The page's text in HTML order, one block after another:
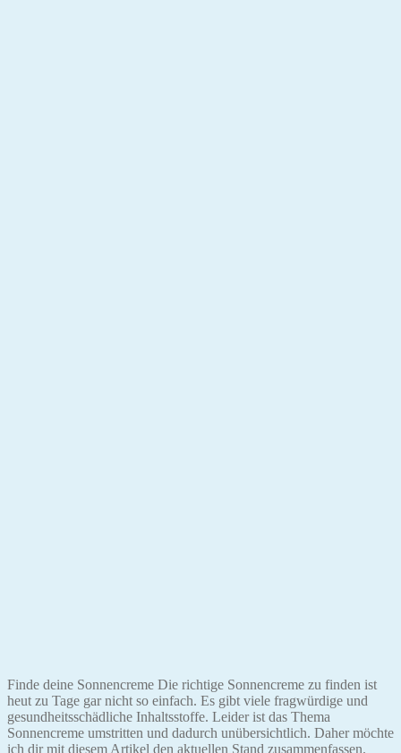
Finde deine Sonnencreme Die richtige Sonnencreme zu finden ist
heut zu Tage gar nicht so einfach. Es gibt viele fragwürdige und
gesundheitsschädliche Inhaltsstoffe. Leider ist das Thema
Sonnencreme umstritten und dadurch unübersichtlich. Daher möchte
ich dir mit diesem Artikel den aktuellen Stand zusammenfassen.